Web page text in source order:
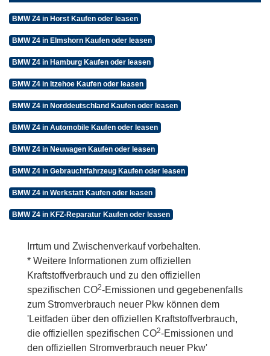
BMW Z4 in Horst Kaufen oder leasen
BMW Z4 in Elmshorn Kaufen oder leasen
BMW Z4 in Hamburg Kaufen oder leasen
BMW Z4 in Itzehoe Kaufen oder leasen
BMW Z4 in Norddeutschland Kaufen oder leasen
BMW Z4 in Automobile Kaufen oder leasen
BMW Z4 in Neuwagen Kaufen oder leasen
BMW Z4 in Gebrauchtfahrzeug Kaufen oder leasen
BMW Z4 in Werkstatt Kaufen oder leasen
BMW Z4 in KFZ-Reparatur Kaufen oder leasen
Irrtum und Zwischenverkauf vorbehalten.
* Weitere Informationen zum offiziellen
Kraftstoffverbrauch und zu den offiziellen
spezifischen CO2-Emissionen und gegebenenfalls
zum Stromverbrauch neuer Pkw können dem
'Leitfaden über den offiziellen Kraftstoffverbrauch,
die offiziellen spezifischen CO2-Emissionen und
den offiziellen Stromverbrauch neuer Pkw'